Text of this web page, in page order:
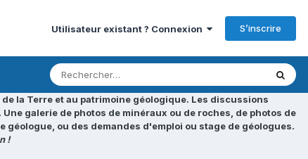
Utilisateur existant ? Connexion S’inscrire
la Terre et au patrimoine géologique. Les discussions
galerie de photos de minéraux ou de roches, de photos de
ou des demandes d'emploi ou stage de géologues.
!